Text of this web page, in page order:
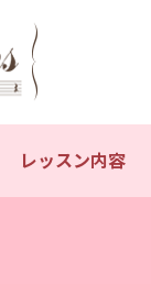
レッスン内容